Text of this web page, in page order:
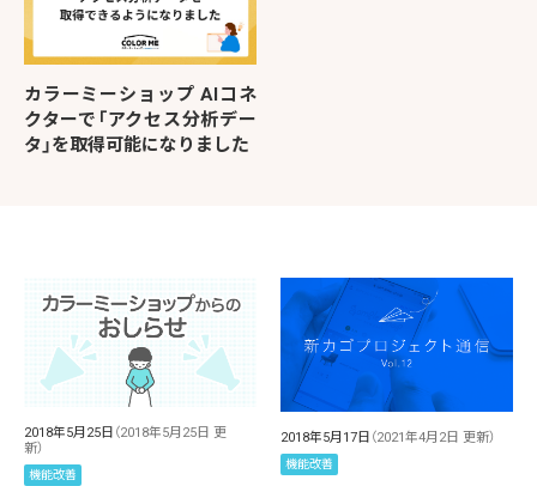
カラーミーショップ AIコネ
クターで「アクセス分析デー
タ」を取得可能になりました
2018年5月25日 （2018年5月25日 更
新）
機能改善
2018年5月17日 （2021年4月2日 更新）
機能改善